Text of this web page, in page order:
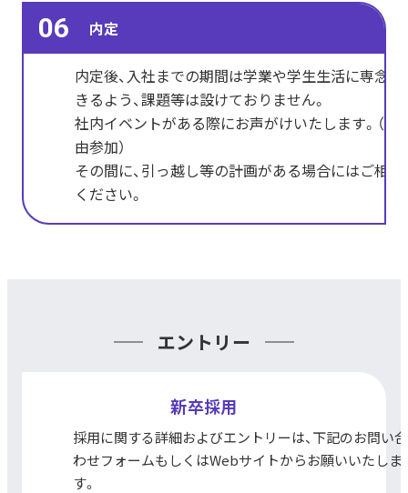
06 内定
内定後、入社までの期間は学業や学生生活に専念で
きるよう、課題等は設けておりません。
社内イベントがある際にお声がけいたします。（自
由参加）
その間に、引っ越し等の計画がある場合にはご相談
ください。
エントリー
新卒採用
採用に関する詳細およびエントリーは、下記のお問い合
わせフォームもしくはWebサイトからお願いいたしま
す。